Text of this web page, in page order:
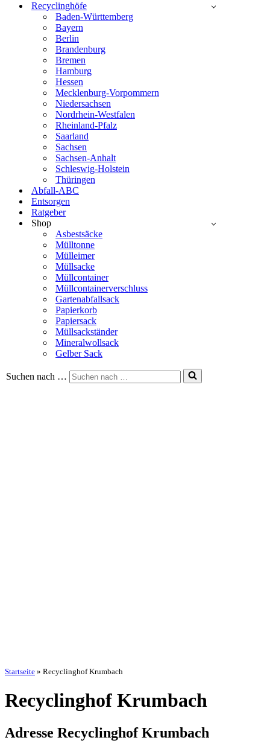
Recyclinghöfe
Baden-Württemberg
Bayern
Berlin
Brandenburg
Bremen
Hamburg
Hessen
Mecklenburg-Vorpommern
Niedersachsen
Nordrhein-Westfalen
Rheinland-Pfalz
Saarland
Sachsen
Sachsen-Anhalt
Schleswig-Holstein
Thüringen
Abfall-ABC
Entsorgen
Ratgeber
Shop
Asbestsäcke
Mülltonne
Mülleimer
Müllsacke
Müllcontainer
Müllcontainerverschluss
Gartenabfallsack
Papierkorb
Papiersack
Müllsackständer
Mineralwollsack
Gelber Sack
Suchen nach …
Startseite » Recyclinghof Krumbach
Recyclinghof Krumbach
Adresse Recyclinghof Krumbach